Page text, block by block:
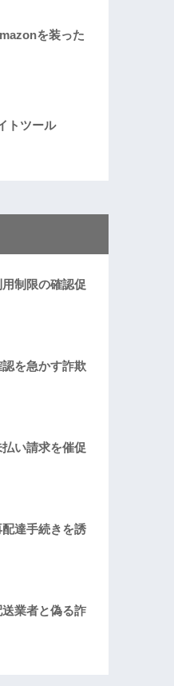
を装った
トツール
制限の確認促
を急かす詐欺
い請求を催促
達手続きを誘
業者と偽る詐